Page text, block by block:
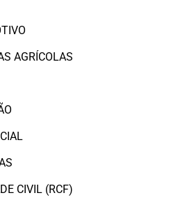
AGRÍCOLAS
CIVIL (RCF)